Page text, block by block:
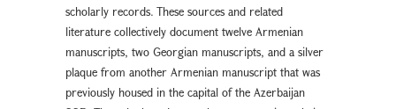
scholarly records. These sources and related
literature collectively document twelve Armenian
manuscripts, two Georgian manuscripts, and a silver
plaque from another Armenian manuscript that was
previously housed in the capital of the Azerbaijan